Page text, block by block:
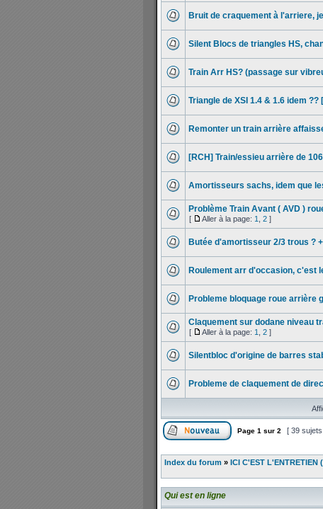
Bruit de craquement à l'arriere,
Silent Blocs de triangles HS,
Train Arr HS? (passage sur
Triangle de XSI 1.4 & 1.6 idem ??
Remonter un train arrière
[RCH] Train/essieu arrière de
Amortisseurs sachs, idem que
Problème Train Avant ( AVD )
[ Aller à la page: 1 2 ]
Butée d'amortisseur 2/3 trous ?
Roulement arr d'occasion, c'est
Probleme bloquage roue arrière
Claquement sur dodane niveau
[ Aller à la page: 1 2 ]
Silentbloc d'origine de barres
Probleme de claquement de
Page 1 sur 2 [ 39
Index du forum » ICI C'EST L'ENTRETIEN
Qui est en ligne